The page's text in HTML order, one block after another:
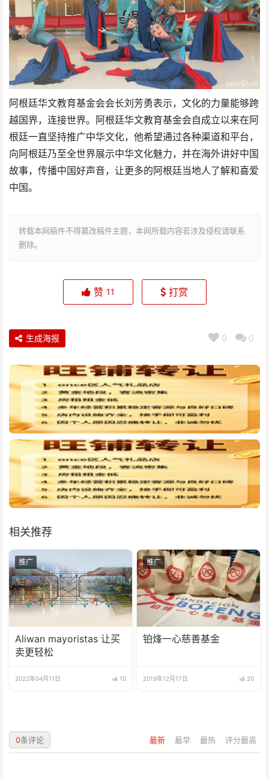
阿根廷华文教育基金会会长刘芳勇表示，文化的力量能够跨
越国界，连接世界。
阿根廷华文教育基金会自成立以来在阿
根廷一直坚持推广中华文化，他希望通过各种渠道和平台，
向阿根廷乃至全世界展示中华文化魅力， 并在海外讲好中国
故事，传播中国好声音， 让更多的阿根廷当地人了解和喜爱
中国。
转载本网稿件不得篡改稿件主题，本网所载内容若涉及侵权请联系
删除。
赞 11 打赏
0 0
生成海报
相关推荐
推广
Aliwan mayoristas 让买
卖更轻松
2022年04月11日 10
推广
铂烽一心慈善基金
2019年12月17日 20
最新 最早 最热 评分最高
0条评论